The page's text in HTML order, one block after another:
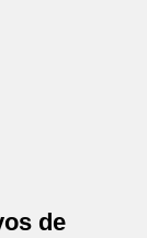
de